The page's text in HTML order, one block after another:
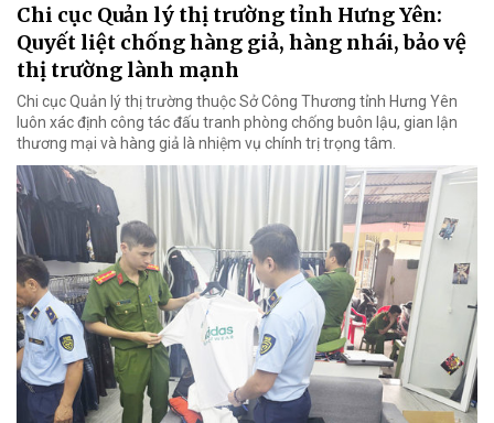
Chi cục Quản lý thị trường tỉnh Hưng Yên:
Quyết liệt chống hàng giả, hàng nhái, bảo vệ
thị trường lành mạnh
Chi cục Quản lý thị trường thuộc Sở Công Thương tỉnh Hưng Yên
luôn xác định công tác đấu tranh phòng chống buôn lậu, gian lận
thương mại và hàng giả là nhiệm vụ chính trị trọng tâm.